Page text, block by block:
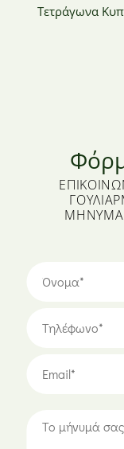
Τετράγωνα
ΜΉΝΥΜΆ